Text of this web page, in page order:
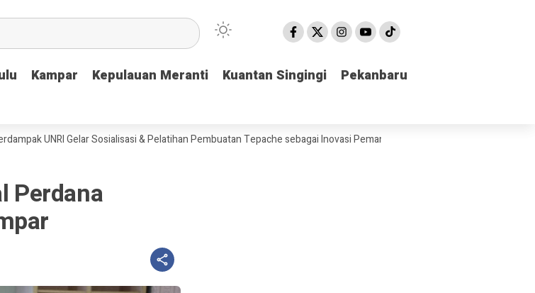
Kampar Kepulauan Meranti Kuantan Singingi
Pekanbaru
Kampar Kepulauan Meranti Kuantan Singingi
Pekanbaru
UNRI Gelar Sosialisasi & Pelatihan Pembuatan Tepache sebagai Inovasi Pemanfaatan Limbah Kulit Nanas di Desa Muntai
Perdana